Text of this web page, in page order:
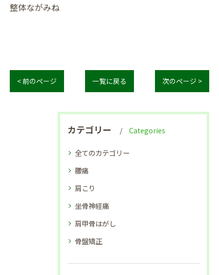
整体ながみね
< 前のページ 一覧に戻る 次のページ >
カテゴリー Categories
全てのカテゴリー
腰痛
肩こり
坐骨神経痛
肩甲骨はがし
骨盤矯正